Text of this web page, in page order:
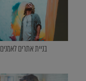
בניית אתרים לאמנים